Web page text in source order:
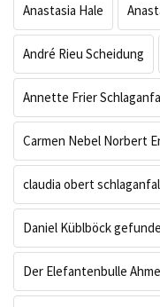
Anastasia Hale
André Rieu Scheidung
Annette Frier
Carmen Nebel Norbert
claudia obert schlaganfal
Daniel Küblböck
Der Elefantenbulle